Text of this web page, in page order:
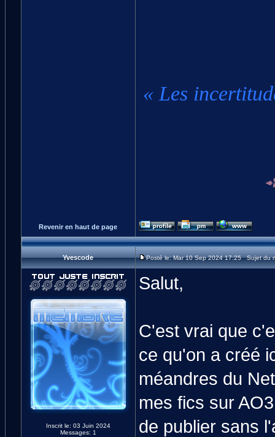
« Les
Revenir en haut de page
Yvescode Posté le: Mar 10 Sep 2024 17:25 Sujet du
Inscrit le: 03 Juin 2024
Messages: 1
Salut,
C'est vrai que
ce qu'on a créé
méandres du
mes fics sur
de publier sans